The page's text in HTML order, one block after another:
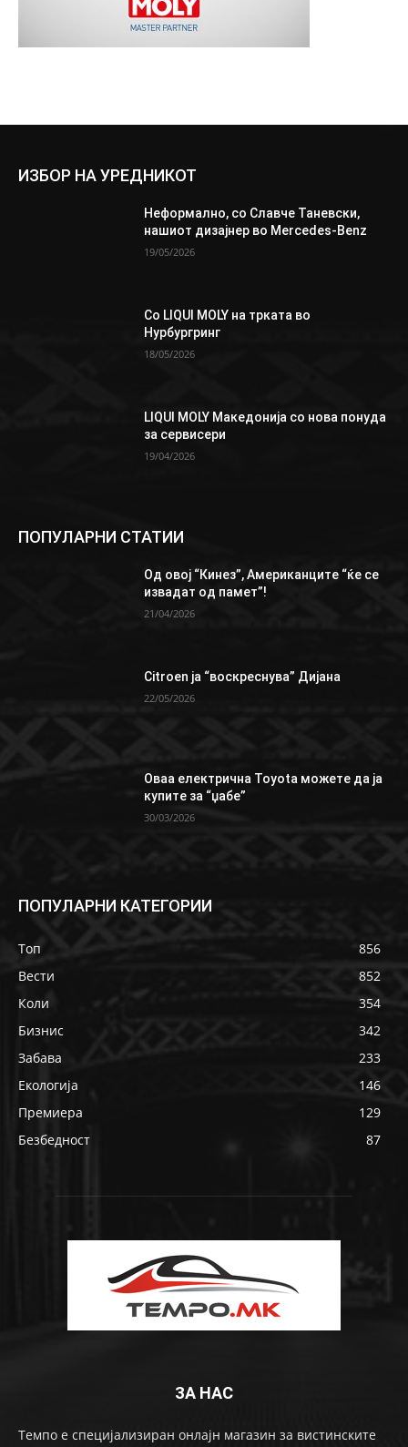
ИЗБОР НА УРЕДНИКОТ
Неформално, со Славче Таневски,
нашиот дизајнер во Mercedes-Benz
19/05/2026
Со LIQUI MOLY на трката во
Нурбургринг
18/05/2026
LIQUI MOLY Македонија со нова понуда
за сервисери
19/04/2026
ПОПУЛАРНИ СТАТИИ
Од овој “Кинез”, Aмериканците “ќе се
извадат од памет”!
21/04/2026
Citroen ја “воскреснува” Дијана
22/05/2026
Oваа електрична Toyota можете да ја
купите за “џабе”
30/03/2026
ПОПУЛАРНИ КАТЕГОРИИ
Топ
856
Вести
852
Коли
354
Бизнис
342
Забава
233
Екологија
146
Премиера
129
Безбедност
87
ЗА НАС
Темпо е специјализиран онлајн магазин за вистинските